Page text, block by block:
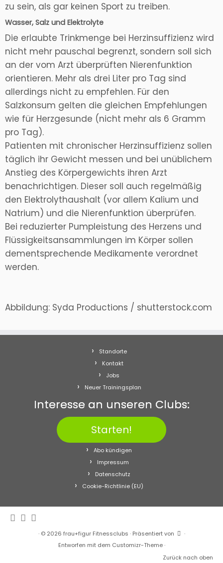
zu sein, als gar keinen Sport zu treiben.
Wasser, Salz und Elektrolyte
Die erlaubte Trinkmenge bei Herzinsuffizienz wird
nicht mehr pauschal begrenzt, sondern soll sich
an der vom Arzt überprüften Nierenfunktion
orientieren. Mehr als drei Liter pro Tag sind
allerdings nicht zu empfehlen. Für den
Salzkonsum gelten die gleichen Empfehlungen
wie für Herzgesunde (nicht mehr als 6 Gramm
pro Tag).
Patienten mit chronischer Herzinsuffizienz sollen
täglich ihr Gewicht messen und bei unüblichem
Anstieg des Körpergewichts ihren Arzt
benachrichtigen. Dieser soll auch regelmäßig
den Elektrolythaushalt (vor allem Kalium und
Natrium) und die Nierenfunktion überprüfen.
Bei reduzierter Pumpleistung des Herzens und
Flüssigkeitsansammlungen im Körper sollen
dementsprechende Medikamente verordnet
werden.
Abbildung: Syda Productions / shutterstock.com
Standorte
Kontakt
Jobs
Neuer Trainingsplan
Interesse an unseren Clubs:
Starten!
Abo kündigen
Impressum
Datenschutz
Cookie-Richtlinie (EU)
· © 2026 frau+figur Fitnessclubs · Präsentiert von
·
Entworfen mit dem Customizr-Theme·
Zurück nach oben